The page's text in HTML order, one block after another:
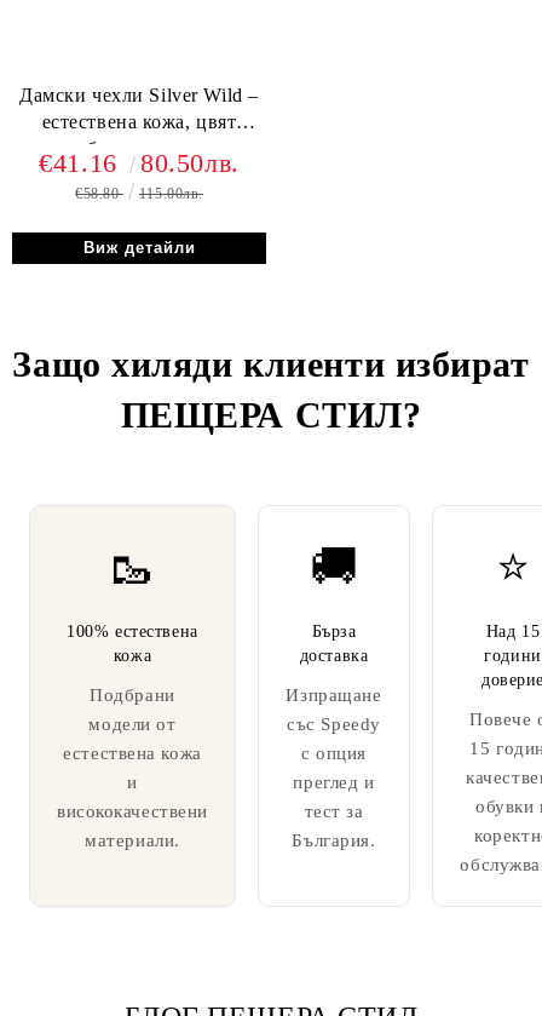
Дамски чехли Silver Wild –
естествена кожа, цвят
сребрист леопард,
регулируеми каишки
€41.16 80.50лв.
€58.80 115.00лв.
Виж детайли
Защо хиляди клиенти избират
ПЕЩЕРА СТИЛ?
🥾
100% естествена
кожа
Подбрани
модели от
естествена кожа
и
висококачествени
материали.
🚚
Бърза
доставка
Изпращане
със Speedy
с опция
преглед и
тест за
България.
⭐
Над 15
години
Повече
15
обувки